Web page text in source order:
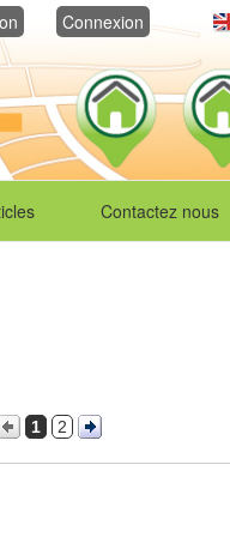
Connexion
Contactez nous
1 2